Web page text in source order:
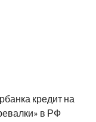
кредит на
в РФ